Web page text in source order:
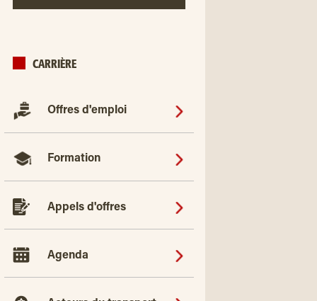
CARRIÈRE
Offres d'emploi
Formation
Appels d'offres
Agenda